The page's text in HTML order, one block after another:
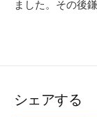
ました。その後
シェアする